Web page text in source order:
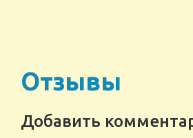
Отзывы
Добавить